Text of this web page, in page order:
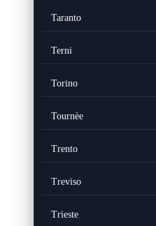
Taranto
Terni
Torino
Tournèe
Trento
Treviso
Trieste